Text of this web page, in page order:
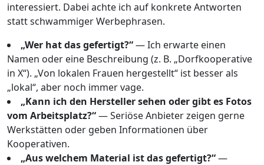
interessiert. Dabei achte ich auf konkrete Antworten
statt schwammiger Werbephrasen.
„Wer hat das gefertigt?“— Ich erwarte einen
Namen oder eine Beschreibung (z. B. „Dorfkooperative
in X“). „Von lokalen Frauen hergestellt“ ist besser als
„lokal“, aber noch immer vage.
„Kann ich den Hersteller sehen oder gibt es Fotos
vom Arbeitsplatz?“— Seriöse Anbieter zeigen gerne
Werkstätten oder geben Informationen über
Kooperativen.
„Aus welchem Material ist das gefertigt?“—